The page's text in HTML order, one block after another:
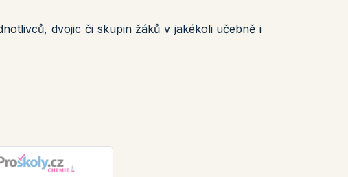
dvojic či skupin žáků v jakékoli učebně i